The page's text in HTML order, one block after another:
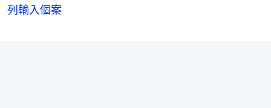
列輸入個案